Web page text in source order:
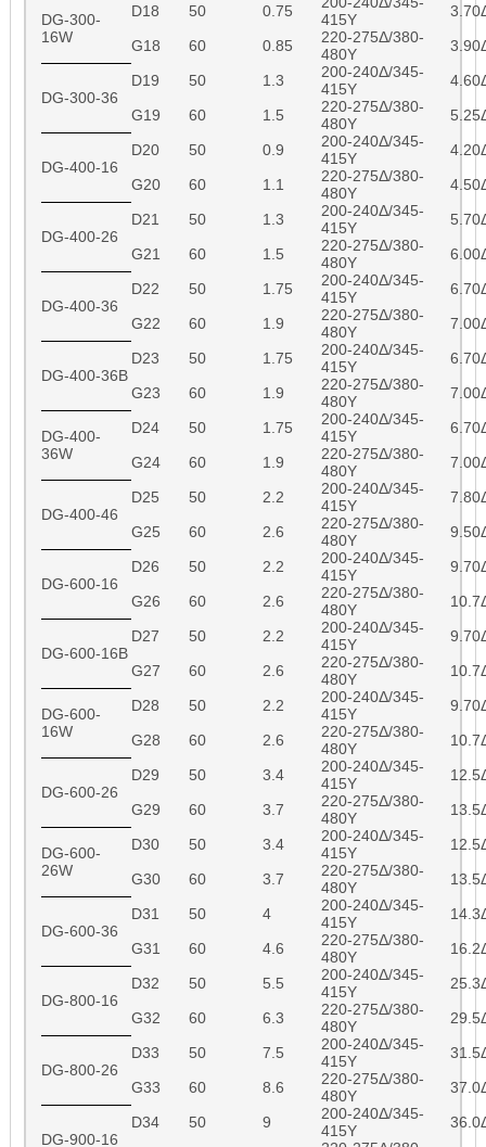
DG-300-
16W
D18 50 0.75
415Y
G18
60 0.85
220-275Δ/380-
480Y
DG-300-36
D19 50 1.3
200-240Δ/345-
415Y
G19
60 1.5
220-275Δ/380-
480Y
DG-400-16
D20 50 0.9
200-240Δ/345-
415Y
G20
60 1.1
220-275Δ/380-
480Y
DG-400-26
D21 50 1.3
200-240Δ/345-
415Y
G21
60 1.5
220-275Δ/380-
480Y
DG-400-36
D22 50 1.75
200-240Δ/345-
415Y
G22
60 1.9
220-275Δ/380-
480Y
DG-400-36B
D23 50 1.75
200-240Δ/345-
415Y
G23
60 1.9
220-275Δ/380-
480Y
DG-400-
36W
D24 50 1.75
200-240Δ/345-
415Y
G24
60 1.9
220-275Δ/380-
480Y
DG-400-46
D25 50 2.2
200-240Δ/345-
415Y
G25
60 2.6
220-275Δ/380-
480Y
DG-600-16
D26 50 2.2
200-240Δ/345-
415Y
G26
60 2.6
220-275Δ/380-
480Y
DG-600-16B
D27 50 2.2
200-240Δ/345-
415Y
G27
60 2.6
220-275Δ/380-
480Y
DG-600-
16W
D28 50 2.2
200-240Δ/345-
415Y
G28
60 2.6
220-275Δ/380-
480Y
DG-600-26
D29 50 3.4
200-240Δ/345-
415Y
G29
60 3.7
220-275Δ/380-
480Y
DG-600-
26W
D30 50 3.4
200-240Δ/345-
415Y
G30
60 3.7
220-275Δ/380-
480Y
DG-600-36
D31 50 4
200-240Δ/345-
415Y
G31
60 4.6
220-275Δ/380-
480Y
DG-800-16
D32 50 5.5
200-240Δ/345-
415Y
G32
60 6.3
220-275Δ/380-
480Y
DG-800-26
D33 50 7.5
200-240Δ/345-
415Y
G33
60 8.6
220-275Δ/380-
480Y
DG-900-16
D34 50 9
200-240Δ/345-
415Y